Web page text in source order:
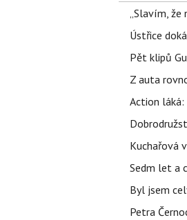
„Slavím, že
Ústřice
Pět klipů
Z auta
Action
Kuchařová
Sedm let a
Byl jsem
Petra